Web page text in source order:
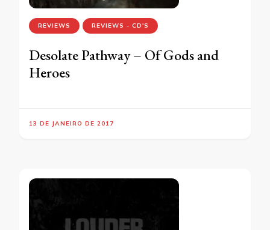
REVIEWS REVIEWS - CD'S
Desolate Pathway – Of Gods and
Heroes
13 DE JANEIRO DE 2017